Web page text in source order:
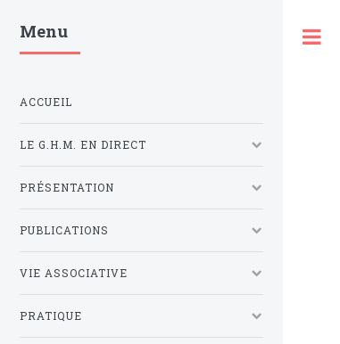
Menu
ACCUEIL
LE G.H.M. EN DIRECT
PRÉSENTATION
PUBLICATIONS
VIE ASSOCIATIVE
PRATIQUE